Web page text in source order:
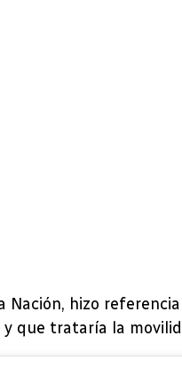
Nación, hizo
que trataría la